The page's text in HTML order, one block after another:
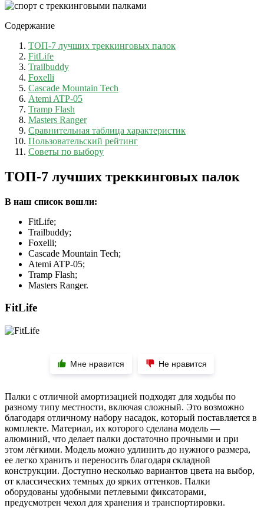
Содержание
ТОП-7 лучших треккинговых палок
FitLife
Trailbuddy
Foxelli
Cascade Mountain Tech
Atemi ATP-05
Tramp Flash
Masters Ranger
Сравнительная таблица характеристик
Пользовательский рейтинг
Советы по выбору
ТОП-7 лучших треккинговых палок
В наш список вошли:
FitLife;
Trailbuddy;
Foxelli;
Cascade Mountain Tech;
Atemi ATP-05;
Tramp Flash;
Masters Ranger.
FitLife
Мне нравится Не нравится
Палки с отличной амортизацией подходят для ходьбы по
разному типу местности, включая сложный. Это возможно
благодаря отличному набору насадок, который поставляется в
комплекте. Материал, их которого сделана модель —
алюминий, что делает палки достаточно прочными и при
этом лёгкими. Модель можно удлинить до нужного размера,
ее легко хранить и переносить благодаря складной
конструкции. Доступно несколько вариантов цвета на выбор,
от классических темных до ярких оттенков. Палки
оборудованы удобными петлевыми фиксаторами,
предусмотрен чехол для хранения и транспортировки.